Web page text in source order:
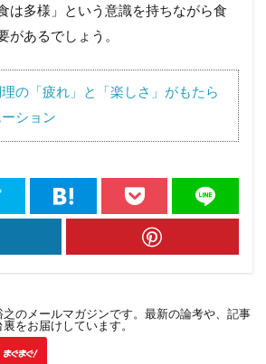
は多様」という意識を持ちながら食
があるでしょう。
の「疲れ」と「楽しさ」がもたら
ション
のメールマガジンです。最新の論考や、記事
をお届けしています。